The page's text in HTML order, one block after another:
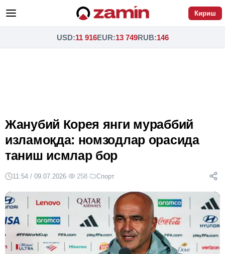
Кириш
USD:11 916EUR:13 749RUB:146
Жанубий Корея янги мураббий
изламоқда: номзодлар орасида
таниш исмлар бор
11:54 / 09.07.2026· 258· Спорт